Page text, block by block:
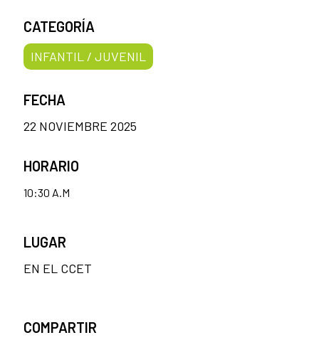
CATEGORÍA
INFANTIL / JUVENIL
FECHA
22 NOVIEMBRE 2025
HORARIO
10:30 A.M
LUGAR
EN EL CCET
COMPARTIR